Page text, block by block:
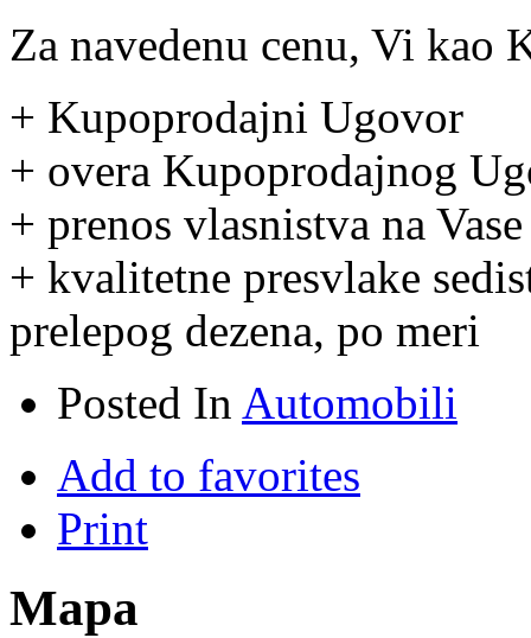
Za navedenu cenu, Vi kao
+ Kupoprodajni Ugovor
+ overa Kupoprodajnog
+ prenos vlasnistva na
+ kvalitetne presvlake
prelepog dezena, po meri
Posted In Automobili
Add to favorites
Print
Mapa